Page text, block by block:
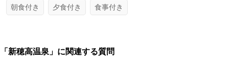
朝食付き 夕食付き 食事付き
「新穂高温泉」に関連する質問